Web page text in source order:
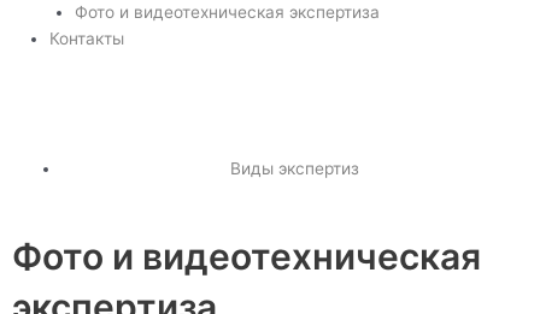
Фото и видеотехническая экспертиза
Контакты
Виды экспертиз
Фото и видеотехническая